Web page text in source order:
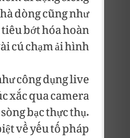
dòng cũng như
bớt hóa hoàn
cú chạm ải hình.
công dụng live
xắc qua camera
bạc thực thụ.
về yếu tố pháp